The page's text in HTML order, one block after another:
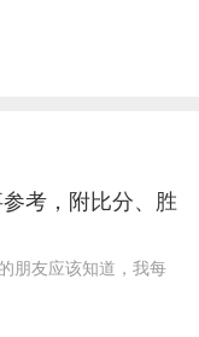
考，附比分、胜
朋友应该知道，我每